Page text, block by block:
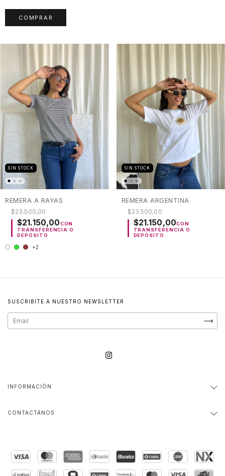
COMPRAR
SIN STOCK
REMERA A RAYAS
$23.500,00
$21.150,00CON
TRANSFERENCIA O
DEPÓSITO
+2
SIN STOCK
REMERA ARGENTINA
$23.500,00
$21.150,00CON
TRANSFERENCIA O
DEPÓSITO
SUSCRIBITE A NUESTRO NEWSLETTER
INFORMACIÓN
CONTACTÁNOS